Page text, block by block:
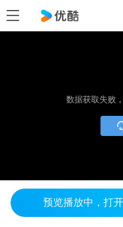
数据获取失败
预览播放中，打